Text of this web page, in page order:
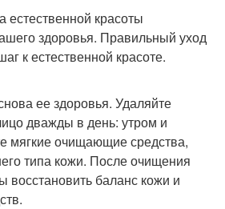
естественной красоты
здоровья. Правильный уход
к естественной красоте.
ее здоровья. Удаляйте
дважды в день: утром и
мягкие очищающие средства,
типа кожи. После очищения
восстановить баланс кожи и